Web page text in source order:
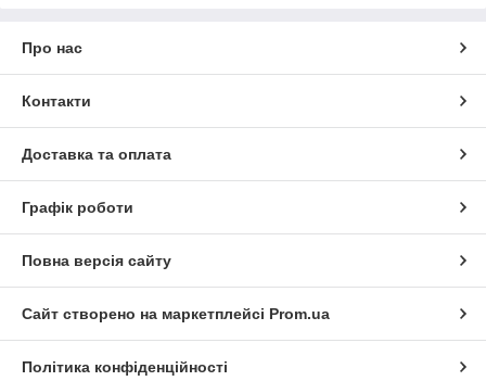
Про нас
Контакти
Доставка та оплата
Графік роботи
Повна версія сайту
Сайт створено на маркетплейсі Prom.ua
Політика конфіденційності